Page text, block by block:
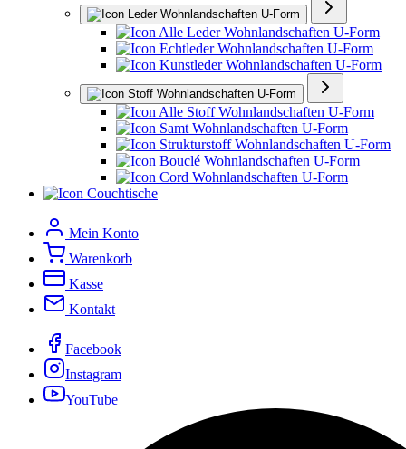
Leder Wohnlandschaften U-Form
Alle Leder Wohnlandschaften U-Form
Echtleder Wohnlandschaften U-Form
Kunstleder Wohnlandschaften U-Form
Stoff Wohnlandschaften U-Form
Alle Stoff Wohnlandschaften U-Form
Samt Wohnlandschaften U-Form
Strukturstoff Wohnlandschaften U-Form
Bouclé Wohnlandschaften U-Form
Cord Wohnlandschaften U-Form
Couchtische
Mein Konto
Warenkorb
Kasse
Kontakt
Facebook
Instagram
YouTube